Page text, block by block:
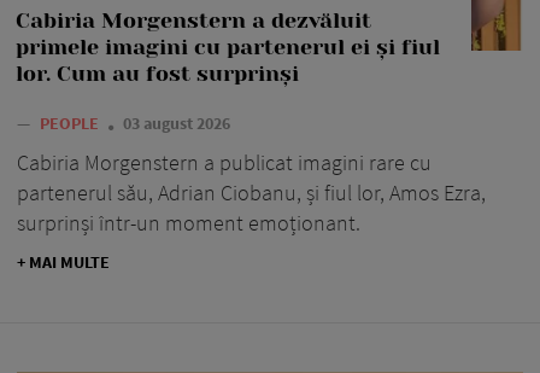
Cabiria Morgenstern a dezvăluit
primele imagini cu partenerul ei și fiul
lor. Cum au fost surprinși
— PEOPLE 03 august 2026
Cabiria Morgenstern a publicat imagini rare cu
partenerul său, Adrian Ciobanu, și fiul lor, Amos Ezra,
surprinși într-un moment emoționant.
+ MAI MULTE